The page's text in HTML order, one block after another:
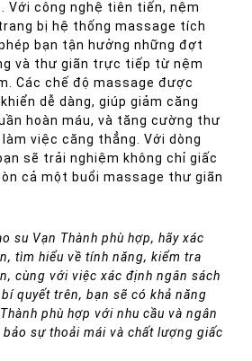
Với công nghệ tiên tiến, nệm
bị hệ thống massage tích
bạn tận hưởng những đợt
và thư giãn trực tiếp từ nệm
Các chế độ massage được
dễ dàng, giúp giảm căng
hoàn máu, và tăng cường thư
việc căng thẳng. Với dòng
sẽ trải nghiệm không chỉ giấc
cả một buổi massage thư giãn
su Vạn Thành phù hợp, hãy xác
tìm hiểu về tính năng, kiểm tra
cùng với việc xác định ngân sách
quyết trên, bạn sẽ có khả năng
phù hợp với nhu cầu và ngân
bảo sự thoải mái và chất lượng giấc